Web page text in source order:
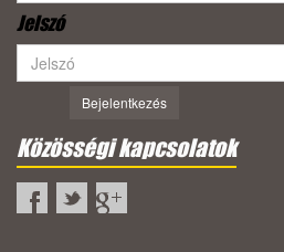
Jelszó
Bejelentkezés
Közösségi kapcsolatok